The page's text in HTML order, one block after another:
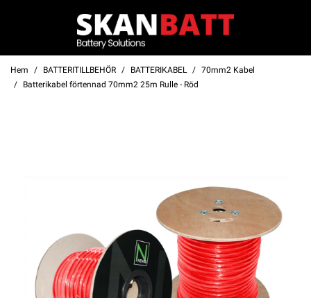
Hem BATTERITILLBEHÖR BATTERIKABEL
70mm2 Kabel
Batterikabel förtennad 70mm2 25m Rulle - Röd